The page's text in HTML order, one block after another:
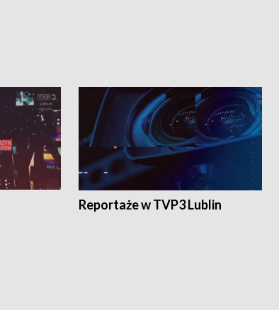
Reportaże w TVP3 Lublin